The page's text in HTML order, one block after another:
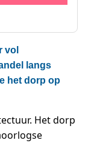
vol
langs
het dorp op
Het dorp